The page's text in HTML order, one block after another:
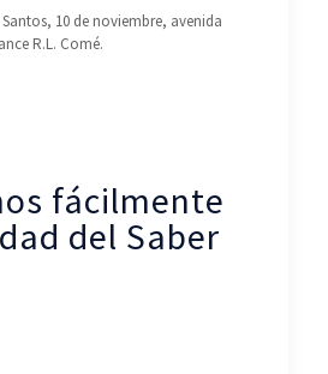
Santos, 10 de noviembre, avenida
R.L. Comé.
fácilmente
del Saber